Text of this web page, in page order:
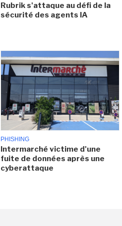
Rubrik s'attaque au défi de la
sécurité des agents IA
PHISHING
Intermarché victime d'une
fuite de données après une
cyberattaque